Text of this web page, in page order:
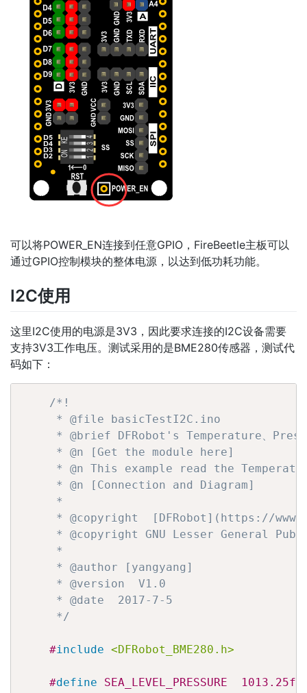
可以将POWER_EN连接到任意GPIO，FireBeetle主板可以
通过GPIO控制模块的整体电源，以达到低功耗功能。
I2C使用
这里I2C使用的电源是3V3，因此要求连接的I2C设备需要
支持3V3工作电压。测试采用的是BME280传感器，测试代
码如下：
/*!
     * @file basicTestI2C.ino
* @brief DFRobot's Temperature、
     * @n [Get the module here]
* @n This example read the
     * @n [Connection and Diagram]
     *
* @copyright  [DFRobot](https://
* @copyright GNU Lesser General
     *
     * @author [yangyang]
     * @version  V1.0
     * @date  2017-7-5
     */
#include <DFRobot_BME280.h>
#define SEA_LEVEL_PRESSURE  1013.25f